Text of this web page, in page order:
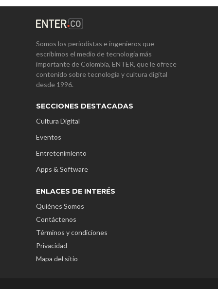
Somos los periodistas e ingenieros que
escribimos el medio de tecnología más
importante de Colombia, ENTER, que le ofrece
contenido sobre tecnología y cultura digital
desde 1996.
SECCIONES DESTACADAS
Cultura Digital
Eventos
Entretenimiento
Apps & Software
ENLACES DE INTERÉS
Quiénes Somos
Contáctenos
Términos y condiciones
Privacidad
Mapa del sitio